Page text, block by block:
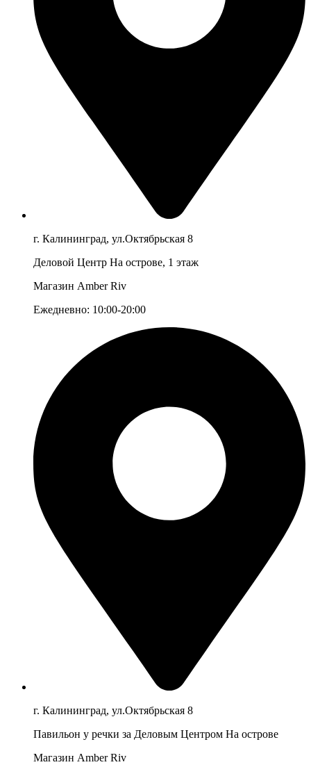
г. Калининград, ул.Октябрьская 8
Деловой Центр На острове, 1 этаж
Магазин Amber Riv
Ежедневно: 10:00-20:00
г. Калининград, ул.Октябрьская 8
Павильон у речки за Деловым Центром На острове
Магазин Amber Riv